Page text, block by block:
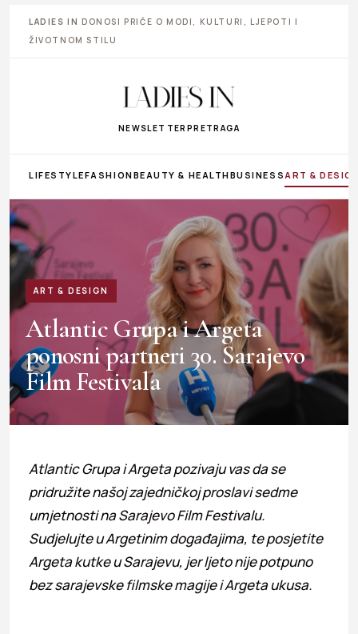
LADIES IN DONOSI PRIČE O MODI, KULTURI, LJEPOTI I
ŽIVOTNOM STILU
NEWSLETTER PRETRAGA
LIFESTYLEFASHIONBEAUTY & HEALTHBUSINESS ART &
ART & DESIGN
Atlantic Grupa i Argeta
ponosni partneri 30. Sarajevo
Film Festivala
Atlantic Grupa i Argeta pozivaju vas da se
pridružite našoj zajedničkoj proslavi sedme
umjetnosti na Sarajevo Film Festivalu.
Sudjelujte u Argetinim događajima, te posjetite
Argeta kutke u Sarajevu, jer ljeto nije potpuno
bez sarajevske filmske magije i Argeta ukusa.